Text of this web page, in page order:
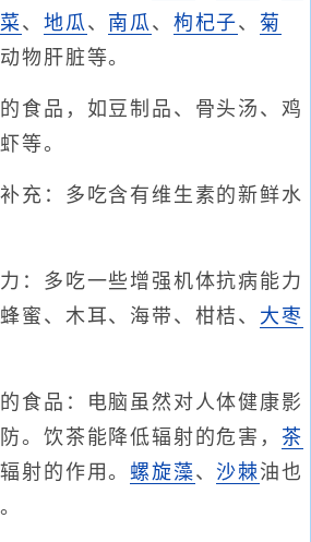
、地瓜 、 南瓜 、 枸杞子、 菊
物肝脏等。
品，如豆制品、骨头汤、鸡
等。
：多吃含有维生素的新鲜水
多吃一些增强机体抗病能力
蜜、木耳、海带、柑桔、 大枣
品：电脑虽然对人体健康影
。饮茶能降低辐射的危害， 茶
射的作用。螺旋藻、 沙棘油也